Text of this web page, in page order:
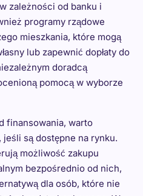
zależności od banku i
programy rządowe
mieszkania, które mogą
lub zapewnić dopłaty do
doradcą
pomocą w wyborze
finansowania, warto
są dostępne na rynku.
możliwość zakupu
bezpośrednio od nich,
dla osób, które nie